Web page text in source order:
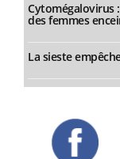
Cytomégalovirus
des femmes
La sieste